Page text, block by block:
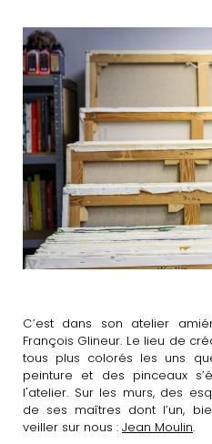
C’est dans son atelier
François Glineur. Le lieu de
tous plus colorés les uns
peinture et des pinceaux
l'atelier. Sur les murs, des
de ses maîtres dont l’un,
veiller sur nous : Jean Moulin.